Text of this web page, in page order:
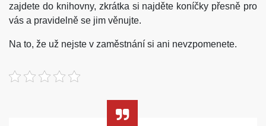
zajdete do knihovny, zkrátka si najděte koníčky přesně pro
vás a pravidelně se jim věnujte.
Na to, že už nejste v zaměstnání si ani nevzpomenete.